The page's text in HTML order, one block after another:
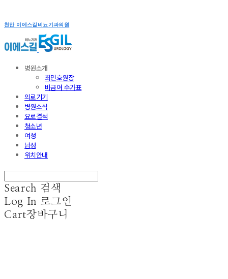
천안 이에스길비뇨기과의원
병원소개
최민호원장
비급여 수가표
의료기기
병원소식
요로결석
청소년
여성
남성
위치안내
Search 검색
Log In 로그인
Cart장바구니